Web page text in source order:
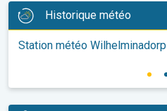
Historique météo
Station météo Wilhelminadorp